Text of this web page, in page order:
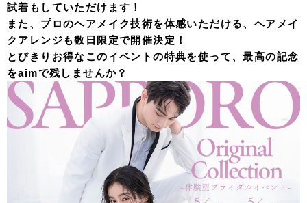
試着もしていただけます！
また、プロのヘアメイク技術を体感いただける、ヘアメイ
クアレンジも数日限定で開催決定！
とびきりお得なこのイベントの特典を使って、最高の記念
をaimで残しませんか？